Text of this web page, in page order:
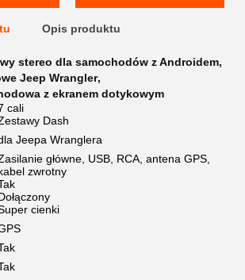
Opis produktu
stereo dla samochodów z Androidem,
Jeep Wrangler,
z ekranem dotykowym
cali
Dash
Jeepa Wranglera
główne, USB, RCA, antena GPS,
zwrotny
cienki